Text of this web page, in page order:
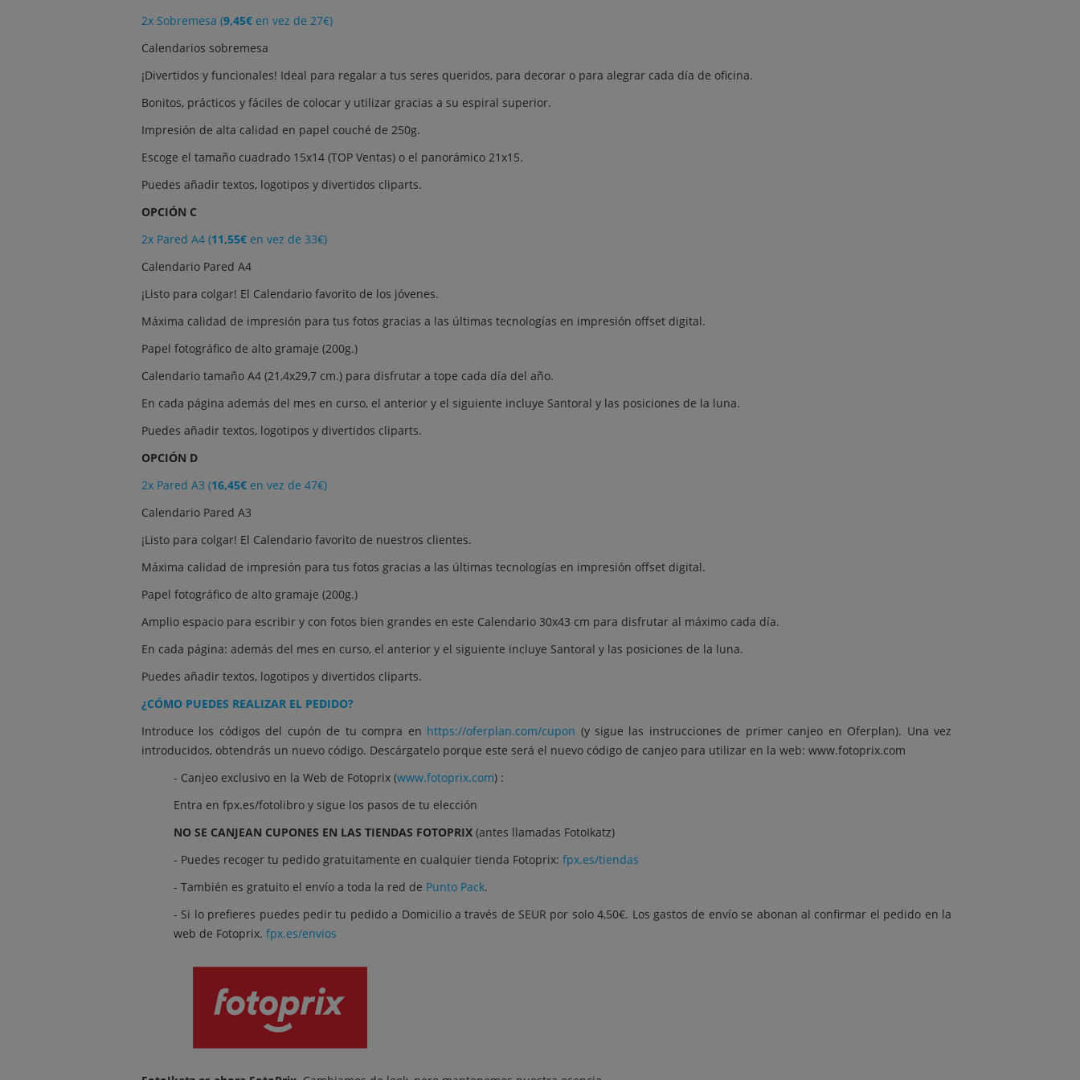
2x Sobremesa (9,45€ en vez de 27€)
Calendarios sobremesa
¡Divertidos y funcionales! Ideal para regalar a tus seres queridos, para decorar o para alegrar cada día de oficina.
Bonitos, prácticos y fáciles de colocar y utilizar gracias a su espiral superior.
Impresión de alta calidad en papel couché de 250g.
Escoge el tamaño cuadrado 15x14 (TOP Ventas) o el panorámico 21x15.
Puedes añadir textos, logotipos y divertidos cliparts.
OPCIÓN C
2x Pared A4 (11,55€ en vez de 33€)
Calendario Pared A4
¡Listo para colgar! El Calendario favorito de los jóvenes.
Máxima calidad de impresión para tus fotos gracias a las últimas tecnologías en impresión offset digital.
Papel fotográfico de alto gramaje (200g.)
Calendario tamaño A4 (21,4x29,7 cm.) para disfrutar a tope cada día del año.
En cada página además del mes en curso, el anterior y el siguiente incluye Santoral y las posiciones de la luna.
Puedes añadir textos, logotipos y divertidos cliparts.
OPCIÓN D
2x Pared A3 (16,45€ en vez de 47€)
Calendario Pared A3
¡Listo para colgar! El Calendario favorito de nuestros clientes.
Máxima calidad de impresión para tus fotos gracias a las últimas tecnologías en impresión offset digital.
Papel fotográfico de alto gramaje (200g.)
Amplio espacio para escribir y con fotos bien grandes en este Calendario 30x43 cm para disfrutar al máximo cada día.
En cada página: además del mes en curso, el anterior y el siguiente incluye Santoral y las posiciones de la luna.
Puedes añadir textos, logotipos y divertidos cliparts.
¿CÓMO PUEDES REALIZAR EL PEDIDO?
Introduce los códigos del cupón de tu compra en https://oferplan.com/cupon (y sigue las instrucciones de primer canjeo en Oferplan). Una vez
introducidos, obtendrás un nuevo código. Descárgatelo porque este será el nuevo código de canjeo para utilizar en la web: www.fotoprix.com
- Canjeo exclusivo en la Web de Fotoprix (www.fotoprix.com) :
Entra en fpx.es/fotolibro y sigue los pasos de tu elección
NO SE CANJEAN CUPONES EN LAS TIENDAS FOTOPRIX (antes llamadas FotoIkatz)
- Puedes recoger tu pedido gratuitamente en cualquier tienda Fotoprix: fpx.es/tiendas
- También es gratuito el envío a toda la red de Punto Pack.
- Si lo prefieres puedes pedir tu pedido a Domicilio a través de SEUR por solo 4,50€. Los gastos de envío se abonan al confirmar el pedido en la
web de Fotoprix. fpx.es/envios